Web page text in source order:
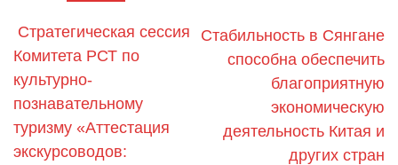
Стратегическая сессия
Комитета РСТ по
культурно­
познавательному
туризму «Аттестация
экскурсоводов:
Стабильность в Сянгане
способна обеспечить
благоприятную
экономическую
деятельность Китая и
других стран